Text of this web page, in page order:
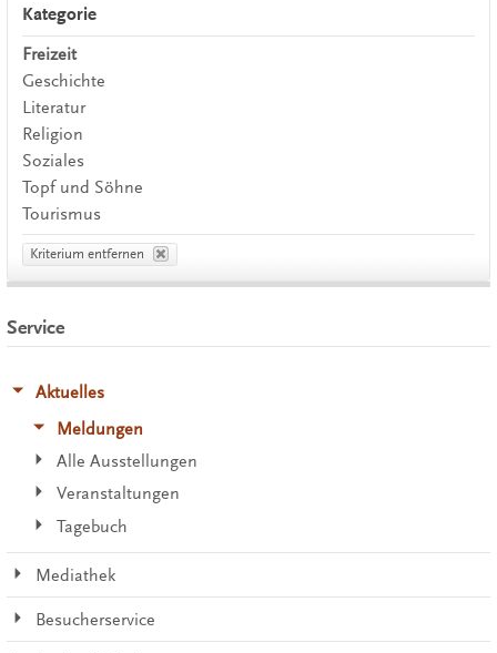
Kategorie
Freizeit
Geschichte
Literatur
Religion
Soziales
Topf und Söhne
Tourismus
Kriterium entfernen
Service
Aktuelles
Meldungen
Alle Ausstellungen
Veranstaltungen
Tagebuch
Mediathek
Besucherservice